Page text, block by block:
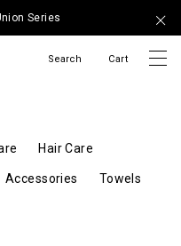
Series
Search Cart
Hair Care
Accessories Towels